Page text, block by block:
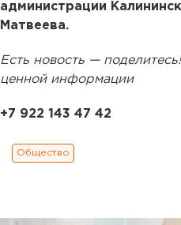
администрации
Матвеева.
Есть новость —
ценной информации
+7 922 143 47 42
Общество